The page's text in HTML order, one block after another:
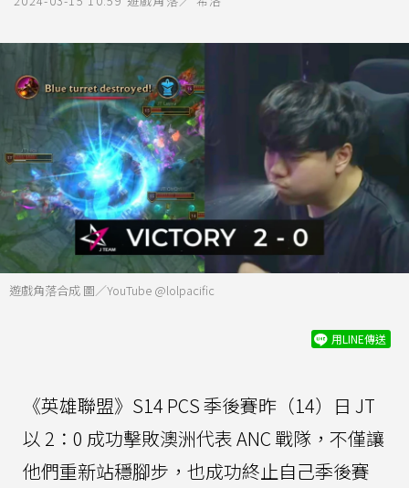
遊戲角落合成 圖／YouTube @lolpacific
用LINE傳送
《英雄聯盟》S14 PCS 季後賽昨（14）日 JT
以 2：0 成功擊敗澳洲代表 ANC 戰隊，不僅讓
他們重新站穩腳步，也成功終止自己季後賽